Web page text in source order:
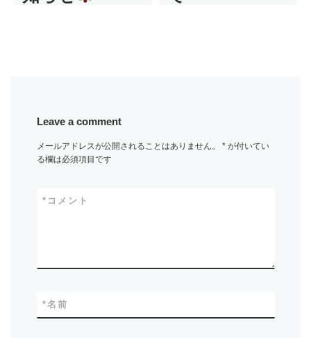
Leave a comment
メールアドレスが公開されることはありません。 *が付いてい
る欄は必須項目です
コメント
*
名前
*